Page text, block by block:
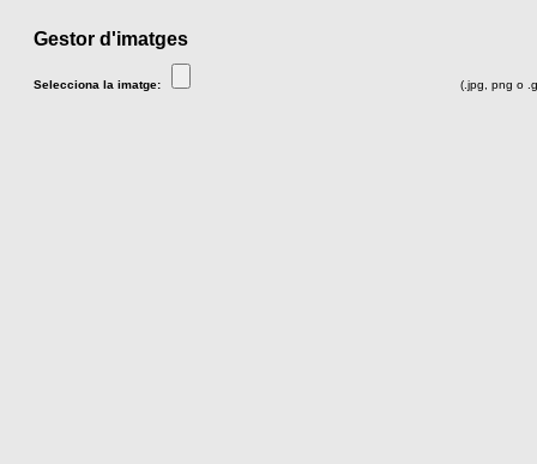
Gestor d'imatges
Selecciona la imatge: (.jpg, png o